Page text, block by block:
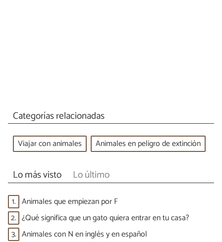
Categorías relacionadas
Viajar con animales Animales en peligro de extinción
Lo más visto Lo último
1. Animales que empiezan por F
2. ¿Qué significa que un gato quiera entrar en tu casa?
3. Animales con N en inglés y en español